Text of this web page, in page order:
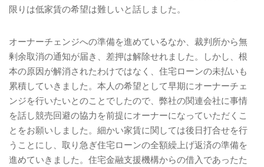
限りは低家賃の希望は難しいと話しました。
オーナーチェンジへの準備を進めているなか、裁判所から無
剰余取消の通知が届き、差押は解除せれました。しかし、根
本の原因が解消されたわけではなく、住宅ローンの未払いも
累積していきました。本人の希望として早期にオーナーチェ
ンジを行いたいとのことでしたので、弊社の関連会社に事情
を話し競売回避の協力を前提にオーナーになっていただくこ
とをお願いしました。細かい家賃に関しては後日打合せを行
うことにし、取り急ぎ住宅ローンの全額繰上げ返済の準備を
進めていきました。住宅金融支援機構からの借入であったた